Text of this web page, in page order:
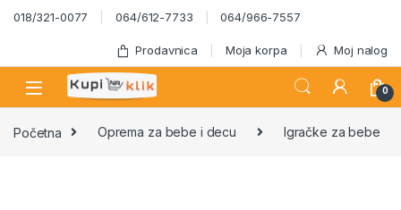
Skip to navigation
Skip to content
018/321-0077 064/612-7733 064/966-7557
Prodavnica Moja korpa Moj nalog
0
Početna Oprema za bebe i decu Igračke za bebe